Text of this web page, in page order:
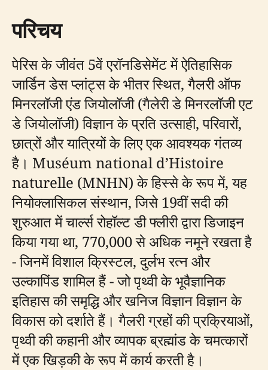
परिचय
पेरिस के जीवंत 5वें एरॉनडिसेमेंट में ऐतिहासिक
जार्डिन डेस प्लांट्स के भीतर स्थित, गैलरी ऑफ
मिनरलॉजी एंड जियोलॉजी (गैलेरी डे मिनरलॉजी एट
डे जियोलॉजी) विज्ञान के प्रति उत्साही, परिवारों,
छात्रों और यात्रियों के लिए एक आवश्यक गंतव्य
है। Muséum national d’Histoire
naturelle (MNHN) के हिस्से के रूप में, यह
नियोक्लासिकल संस्थान, जिसे 19वीं सदी की
शुरुआत में चार्ल्स रोहॉल्ट डी फ्लीरी द्वारा डिजाइन
किया गया था, 770,000 से अधिक नमूने रखता है
- जिनमें विशाल क्रिस्टल, दुर्लभ रत्न और
उल्कापिंड शामिल हैं - जो पृथ्वी के भूवैज्ञानिक
इतिहास की समृद्धि और खनिज विज्ञान विज्ञान के
विकास को दर्शाते हैं। गैलरी ग्रहों की प्रक्रियाओं,
पृथ्वी की कहानी और व्यापक ब्रह्मांड के चमत्कारों
में एक खिड़की के रूप में कार्य करती है।